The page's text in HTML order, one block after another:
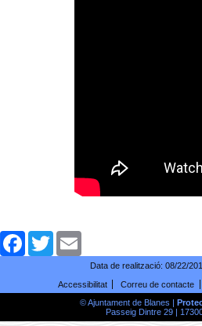
ComparteixFacebookTwitter
Data de realització: 08/22/
Accessibilitat
Correu de contacte
© Ajuntament de Blanes |
Passeig Dintre 29 |